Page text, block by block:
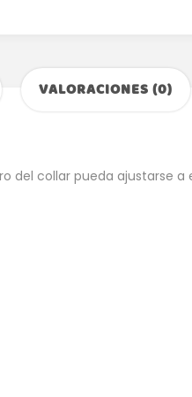
VALORACIONES (0)
del collar pueda ajustarse a